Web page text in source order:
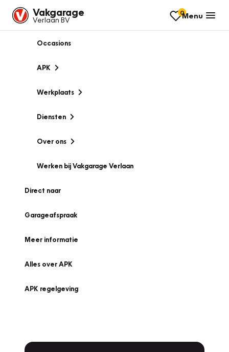
Vakgarage
Verlaan BV
0Menu
Occasions
APK
Werkplaats
Diensten
Over ons
Werken bij Vakgarage Verlaan
Direct naar
Garageafspraak
Meer informatie
Alles over APK
APK regelgeving